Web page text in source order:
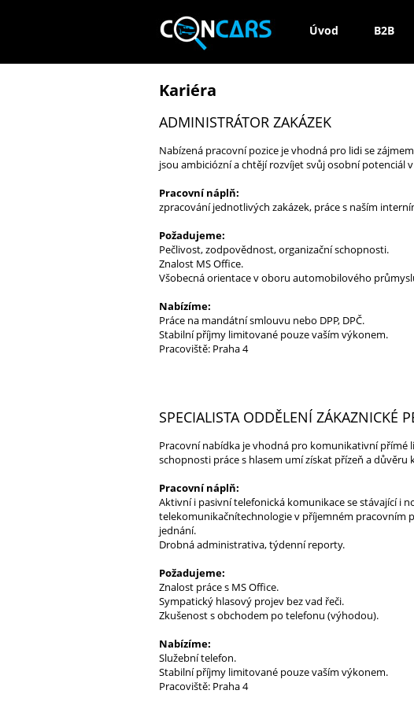
Úvod B2B
Kariéra
ADMINISTRÁTOR ZAKÁZEK
Nabízená pracovní pozice je vhodná pro lidi se
jsou ambiciózní a chtějí rozvíjet svůj osobní
Pracovní náplň:
zpracování jednotlivých zakázek, práce s naším
Požadujeme:
Pečlivost, zodpovědnost, organizační schopnosti.
Znalost MS Office.
Všobecná orientace v oboru automobilového
Nabízíme:
Práce na mandátní smlouvu nebo DPP, DPČ.
Stabilní příjmy limitované pouze vaším výkonem.
Pracoviště: Praha 4
SPECIALISTA ODDĚLENÍ ZÁKAZNICKÉ
Pracovní nabídka je vhodná pro komunikativní
schopnosti práce s hlasem umí získat přízeň a důvěru
Pracovní náplň:
Aktivní i pasivní telefonická komunikace se stávající
telekomunikačnítechnologie v příjemném pracovním
jednání.
Drobná administrativa, týdenní reporty.
Požadujeme:
Znalost práce s MS Office.
Sympatický hlasový projev bez vad řeči.
Zkušenost s obchodem po telefonu (výhodou).
Nabízíme:
Služební telefon.
Stabilní příjmy limitované pouze vaším výkonem.
Pracoviště: Praha 4